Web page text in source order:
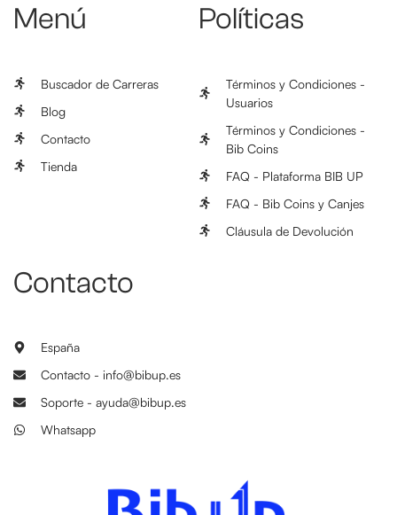
Menú
Buscador de Carreras
Blog
Contacto
Tienda
Políticas
Términos y Condiciones -
Usuarios
Términos y Condiciones -
Bib Coins
FAQ - Plataforma BIB UP
FAQ - Bib Coins y Canjes
Cláusula de Devolución
Contacto
España
Contacto - info@bibup.es
Soporte - ayuda@bibup.es
Whatsapp